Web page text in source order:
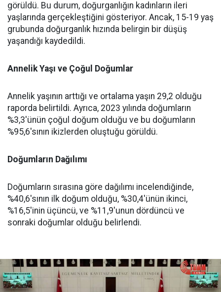
görüldü. Bu durum, doğurganlığın kadınların ileri
yaşlarında gerçekleştiğini gösteriyor. Ancak, 15-19 yaş
grubunda doğurganlık hızında belirgin bir düşüş
yaşandığı kaydedildi.
Annelik Yaşı ve Çoğul Doğumlar
Annelik yaşının arttığı ve ortalama yaşın 29,2 olduğu
raporda belirtildi. Ayrıca, 2023 yılında doğumların
%3,3'ünün çoğul doğum olduğu ve bu doğumların
%95,6'sının ikizlerden oluştuğu görüldü.
Doğumların Dağılımı
Doğumların sırasına göre dağılımı incelendiğinde,
%40,6'sının ilk doğum olduğu, %30,4'ünün ikinci,
%16,5'inin üçüncü, ve %11,9'unun dördüncü ve
sonraki doğumlar olduğu belirlendi.